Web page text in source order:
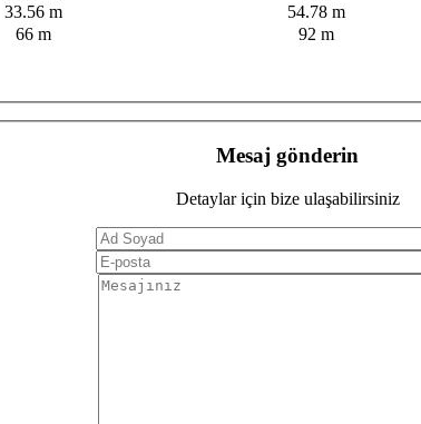
33.56 m 54.78 m
66 m 92 m
Mesaj gönderin
Detaylar için bize ulaşabilirsiniz